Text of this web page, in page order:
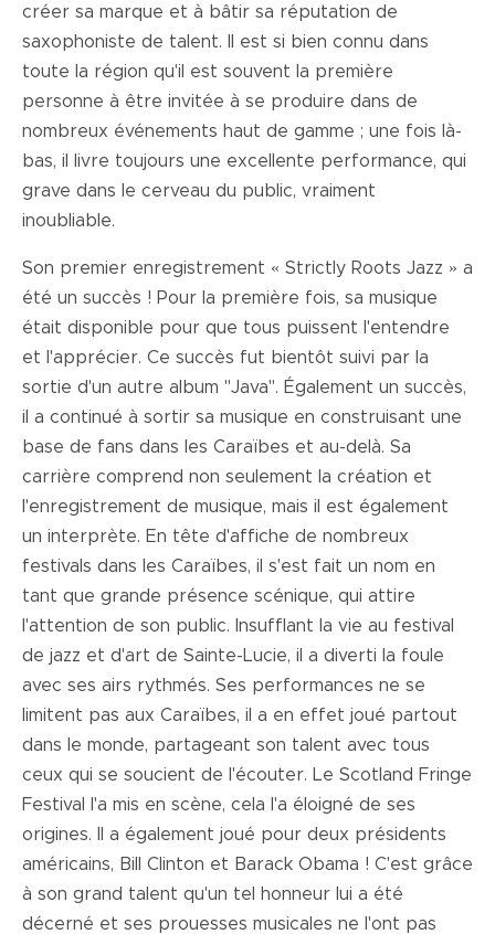
créer sa marque et à bâtir sa réputation de
saxophoniste de talent. Il est si bien connu dans
toute la région qu'il est souvent la première
personne à être invitée à se produire dans de
nombreux événements haut de gamme ; une fois là-
bas, il livre toujours une excellente performance, qui
grave dans le cerveau du public, vraiment
inoubliable.
Son premier enregistrement « Strictly Roots Jazz » a
été un succès ! Pour la première fois, sa musique
était disponible pour que tous puissent l'entendre
et l'apprécier. Ce succès fut bientôt suivi par la
sortie d'un autre album "Java". Également un succès,
il a continué à sortir sa musique en construisant une
base de fans dans les Caraïbes et au-delà. Sa
carrière comprend non seulement la création et
l'enregistrement de musique, mais il est également
un interprète. En tête d'affiche de nombreux
festivals dans les Caraïbes, il s'est fait un nom en
tant que grande présence scénique, qui attire
l'attention de son public. Insufflant la vie au festival
de jazz et d'art de Sainte-Lucie, il a diverti la foule
avec ses airs rythmés. Ses performances ne se
limitent pas aux Caraïbes, il a en effet joué partout
dans le monde, partageant son talent avec tous
ceux qui se soucient de l'écouter. Le Scotland Fringe
Festival l'a mis en scène, cela l'a éloigné de ses
origines. Il a également joué pour deux présidents
américains, Bill Clinton et Barack Obama ! C'est grâce
à son grand talent qu'un tel honneur lui a été
décerné et ses prouesses musicales ne l'ont pas